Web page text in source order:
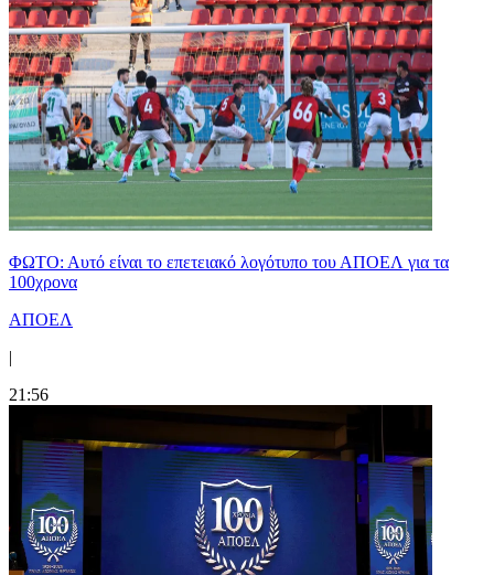
ΦΩΤΟ: Αυτό είναι το επετειακό λογότυπο του ΑΠΟΕΛ για τα
100χρονα
ΑΠΟΕΛ
|
21:56